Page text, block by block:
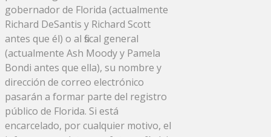
gobernador de Florida (actualmente
Richard DeSantis y Richard Scott
antes que él) o al fiscal general
(actualmente Ash Moody y Pamela
Bondi antes que ella), su nombre y
dirección de correo electrónico
pasarán a formar parte del registro
público de Florida. Si está
encarcelado, por cualquier motivo, el